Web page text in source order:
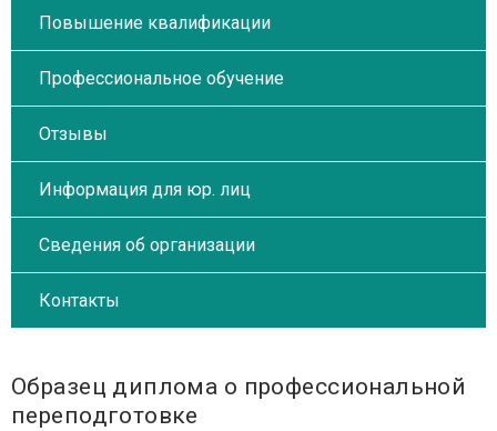
Повышение квалификации
Профессиональное обучение
Отзывы
Информация для юр. лиц
Сведения об организации
Контакты
Образец диплома о профессиональной
переподготовке